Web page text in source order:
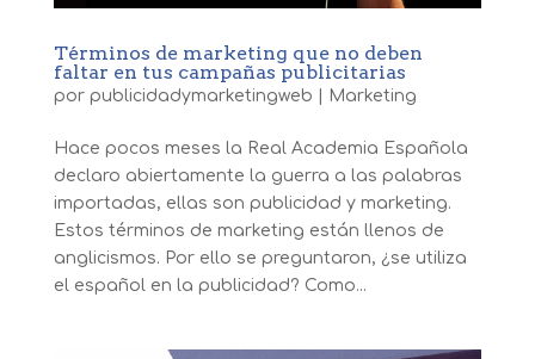
Términos de marketing que no deben
faltar en tus campañas publicitarias
por publicidadymarketingweb Marketing
Hace pocos meses la Real Academia Española
declaro abiertamente la guerra a las palabras
importadas, ellas son publicidad y marketing.
Estos términos de marketing están llenos de
anglicismos. Por ello se preguntaron, ¿se utiliza
el español en la publicidad? Como...